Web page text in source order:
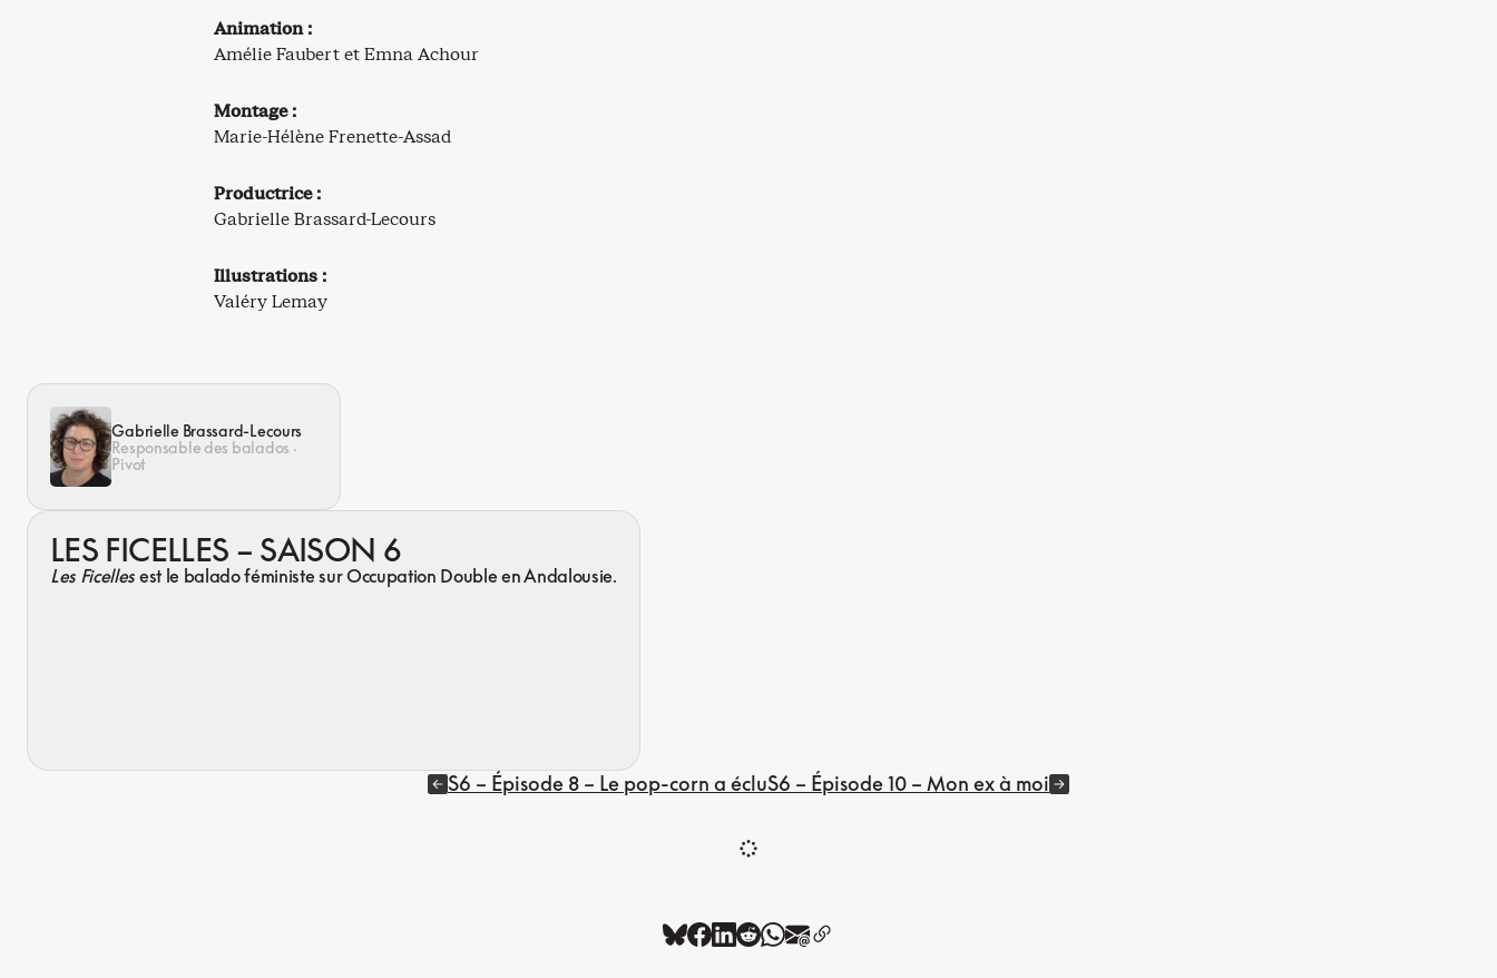
LES FICELLES – SAISON 6
Les Ficelles est le balado féministe sur Occupation Double en Andalousie.
Gabrielle Brassard-Lecours
Responsable des balados ·
Pivot
Animation :
Amélie Faubert et Emna Achour
Montage :
Marie-Hélène Frenette-Assad
Productrice :
Gabrielle Brassard-Lecours
Illustrations :
Valéry Lemay
S6 – Épisode 8 – Le pop-corn a écluS6 – Épisode 10 – Mon ex à moi